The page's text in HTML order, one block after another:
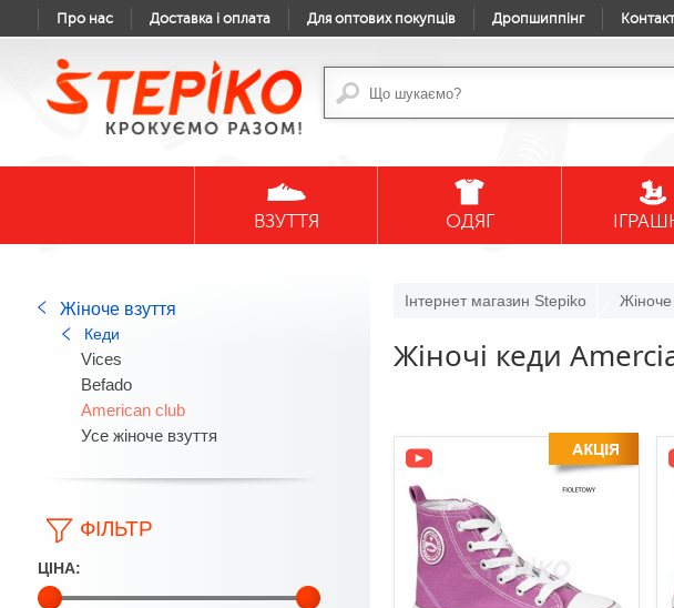
Про нас Доставка і оплата Для оптових покупців Дропшиппінг
ВЗУТТЯ ОДЯГ
Жіноче взуття
Кеди
Vices
Befado
American club
Усе жіноче взуття
ФІЛЬТР
ЦІНА:
Інтернет магазин Stepiko Жіноче
Жіночі кеди